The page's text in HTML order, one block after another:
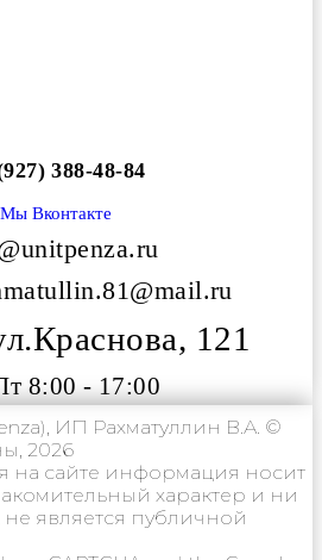
388-48-84
Мы Вконтакте
121
8:00 - 17:00
ИП Рахматуллин В.А. ©
2026
на сайте информация носит
характер и ни
является публичной